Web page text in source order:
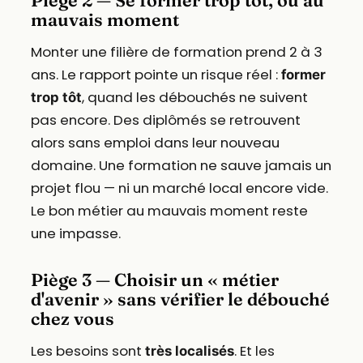
mauvais moment
Monter une filière de formation prend 2 à 3
ans. Le rapport pointe un risque réel : former
trop tôt, quand les débouchés ne suivent
pas encore. Des diplômés se retrouvent
alors sans emploi dans leur nouveau
domaine. Une formation ne sauve jamais un
projet flou — ni un marché local encore vide.
Le bon métier au mauvais moment reste
une impasse.
Piège 3 — Choisir un « métier
d'avenir » sans vérifier le débouché
chez vous
Les besoins sont très localisés. Et les